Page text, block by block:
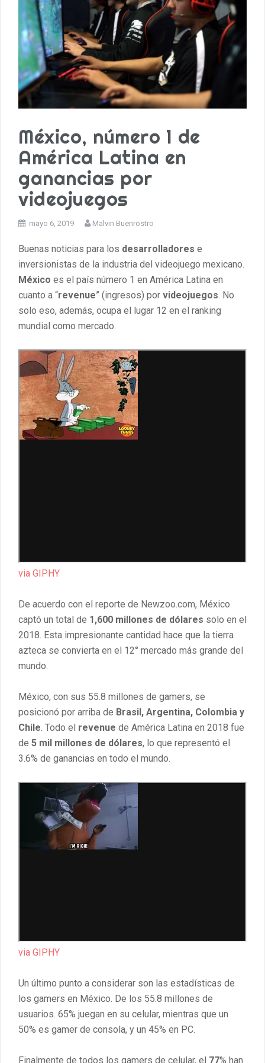
México, número 1 de
América Latina en
ganancias por
videojuegos
mayo 6, 2019 Malvin Buenrostro
Buenas noticias para los desarrolladores e
inversionistas de la industria del videojuego mexicano.
México es el país número 1 en América Latina en
cuanto a “revenue” (ingresos) por videojuegos. No
solo eso, además, ocupa el lugar 12 en el ranking
mundial como mercado.
via GIPHY
De acuerdo con el reporte de Newzoo.com, México
captó un total de 1,600 millones de dólares solo en el
2018. Esta impresionante cantidad hace que la tierra
azteca se convierta en el 12° mercado más grande del
mundo.
México, con sus 55.8 millones de gamers, se
posicionó por arriba de Brasil, Argentina, Colombia y
Chile. Todo el revenue de América Latina en 2018 fue
de 5 mil millones de dólares, lo que representó el
3.6% de ganancias en todo el mundo.
via GIPHY
Un último punto a considerar son las estadísticas de
los gamers en México. De los 55.8 millones de
usuarios. 65% juegan en su celular, mientras que un
50% es gamer de consola, y un 45% en PC.
Finalmente de todos los gamers de celular, el 77% han